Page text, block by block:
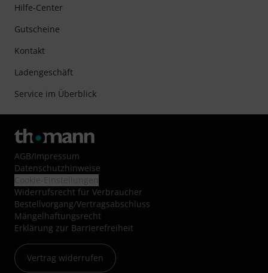
Hilfe-Center
Gutscheine
Kontakt
Ladengeschäft
Service im Überblick
AGB/Impressum
Datenschutzhinweise
Widerrufsrecht für Verbraucher
Bestellvorgang/Vertragsabschluss
Mängelhaftungsrecht
Erklärung zur Barrierefreiheit
Vertrag widerrufen